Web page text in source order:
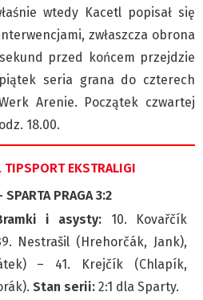
wtedy Kacetl popisał się
zwłaszcza obrona
przed końcem przejdzie
seria grana do czterech
Arenie. Początek czwartej
18.00.
TIPSPORT EKSTRALIGI
SPARTA PRAGA 3:2
i asysty: 10. Kovařčík
Nestrašil (Hrehorčák, Jank),
– 41. Krejčík (Chlapík,
Stan serii: 2:1 dla Sparty.